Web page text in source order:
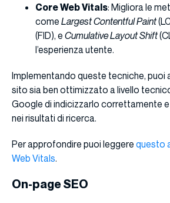
Core Web Vitals: Migliora le
come Largest Contentful Paint
(FID), e Cumulative Layout Shift
l’esperienza utente.
Implementando queste tecniche, puoi
sito sia ben ottimizzato a livello
Google di indicizzarlo correttamente
nei risultati di ricerca.
Per approfondire puoi leggere questo
Web Vitals.
On-page SEO